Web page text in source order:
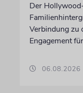
Der
Verbindung zu
Engagement
06.08.2026